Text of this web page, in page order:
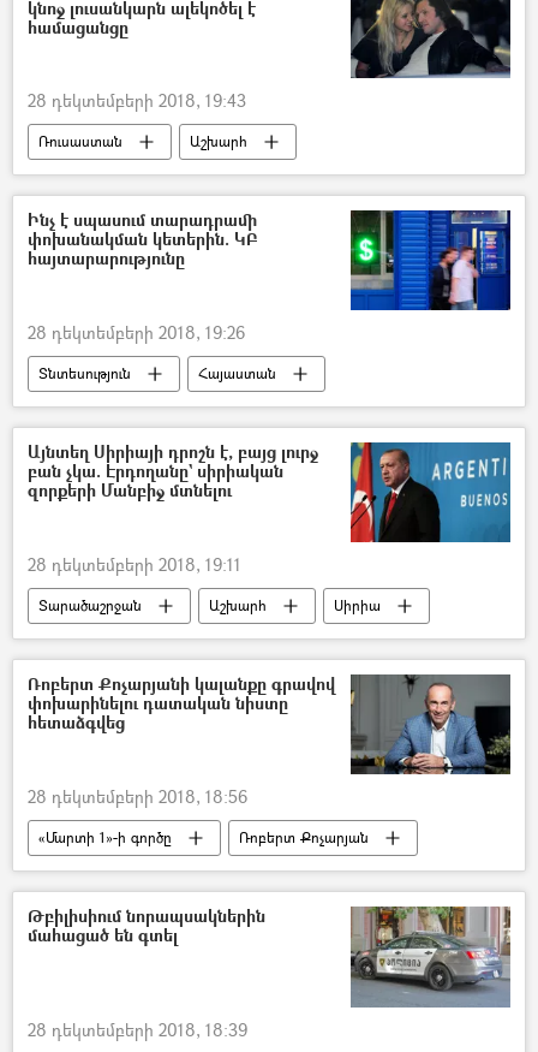
կնոջ լուսանկարն ալեկոծել է
համացանցը
28 դեկտեմբերի 2018, 19:43
Ռուսաստան
Աշխարհ
հասարակություն
Հայաստան
Ինչ է սպասում տարադրամի
փոխանակման կետերին. ԿԲ
հայտարարությունը
28 դեկտեմբերի 2018, 19:26
Տնտեսություն Հայաստան
Այնտեղ Սիրիայի դրոշն է, բայց լուրջ
բան չկա. Էրդողանը` սիրիական
զորքերի Մանբիջ մտնելու
28 դեկտեմբերի 2018, 19:11
Տարածաշրջան Աշխարհ Սիրիա
Ռոբերտ Քոչարյանի կալանքը գրավով
փոխարինելու դատական նիստը
հետաձգվեց
28 դեկտեմբերի 2018, 18:56
«Մարտի 1»-ի գործը
Ռոբերտ Քոչարյան
Հայաստան
«Մարտի 1–ի» գործով դատավարություն
Թբիլիսիում նորապսակներին
մահացած են գտել
28 դեկտեմբերի 2018, 18:39